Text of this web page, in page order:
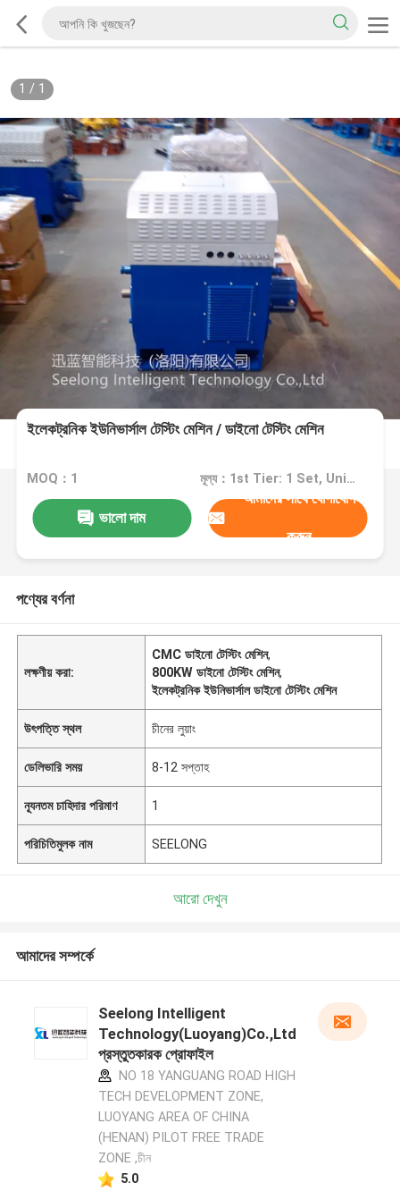
1 / 1
ইলেকট্রনিক ইউনিভার্সাল টেস্টিং মেশিন / ডাইনো টেস্টিং মেশিন
MOQ：1 মূল্য：1st Tier: 1 Set, Unit Price USD 3.00 2nd Tier: 2-5 Sets, Unit Price USD 2.00 3rd Tier: Over 5 Sets, Unit Price USD 1.00
ভালো দাম
আমাদের সাথে যোগাযোগ
করুন
পণ্যের বর্ণনা
লক্ষণীয় করা:
CMC ডাইনো টেস্টিং মেশিন,
800KW ডাইনো টেস্টিং মেশিন,
ইলেকট্রনিক ইউনিভার্সাল ডাইনো টেস্টিং মেশিন
উৎপত্তি স্থল চীনের লুয়াং
ডেলিভারি সময় 8-12 সপ্তাহ
ন্যূনতম চাহিদার পরিমাণ 1
পরিচিতিমুলক নাম SEELONG
আরো দেখুন
আমাদের সম্পর্কে
Seelong Intelligent
Technology(Luoyang)Co.,Ltd
প্রস্তুতকারক প্রোফাইল
NO 18 YANGUANG ROAD HIGH
TECH DEVELOPMENT ZONE,
LUOYANG AREA OF CHINA
(HENAN) PILOT FREE TRADE
ZONE ,চীন
5.0